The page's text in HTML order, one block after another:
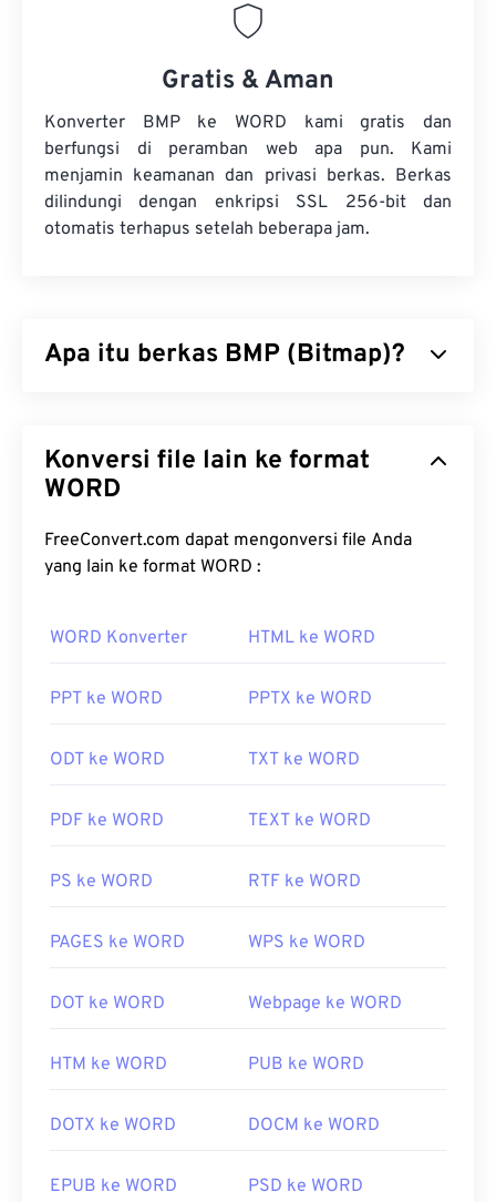
Gratis & Aman
Konverter BMP ke WORD kami gratis dan
berfungsi di peramban web apa pun. Kami
menjamin keamanan dan privasi berkas. Berkas
dilindungi dengan enkripsi SSL 256-bit dan
otomatis terhapus setelah beberapa jam.
Apa itu berkas BMP (Bitmap)?
tanpa kompresi. BMP menggunakan struktur data
dot matrix yang disebut
sebagian besar digunakan untuk penerbitan foto
digital. Namun, karena kurangnya kompresi, berkas
Bagaimana cara membuka berkas
independen. BMP mudah dibuka di aplikasi
Microsoft, BMP yang independen-perangkat, atau
sistem operasi, atau aplikasi.
Adobe Illustrator
. Jika Anda perlu mengonversi
menggunakanCorelDRAW. Aplikasi lain yang
Photoshop, Microsoft Photos, Apple Preview
Konversi file lain ke format
WORD
FreeConvert.com dapat mengonversi file Anda
yang lain ke format WORD :
WORD Konverter HTML ke WORD
PPT ke WORD PPTX ke WORD
ODT ke WORD TXT ke WORD
PDF ke WORD TEXT ke WORD
PS ke WORD RTF ke WORD
PAGES ke WORD WPS ke WORD
DOT ke WORD Webpage ke WORD
HTM ke WORD PUB ke WORD
DOTX ke WORD DOCM ke WORD
EPUB ke WORD PSD ke WORD